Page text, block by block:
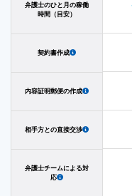
あることがわかり
ては事実無根であ
いた可能性が高い
とともに、パワハ
債権債務がないこ
させることができ
弁護士のひと月の稼働
時間（目安）
契約書作成
内容証明郵便の作成
相手方との直接交渉
弁護士チームによる対
応